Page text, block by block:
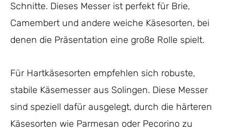
Schnitte. Dieses Messer ist perfekt für Brie,
Camembert und andere weiche Käsesorten, bei
denen die Präsentation eine große Rolle spielt.
Für Hartkäsesorten empfehlen sich robuste,
stabile Käsemesser aus Solingen. Diese Messer
sind speziell dafür ausgelegt, durch die härteren
Käsesorten wie Parmesan oder Pecorino zu